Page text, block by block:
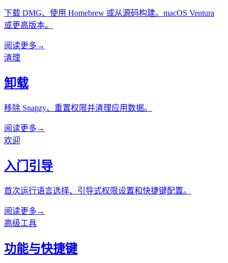
下载 DMG、使用 Homebrew 或从源码构建。macOS Ventura
或更高版本。
阅读更多 →
清理
卸载
移除 Snapzy、重置权限并清理应用数据。
阅读更多 →
欢迎
入门引导
首次运行语言选择、引导式权限设置和快捷键配置。
阅读更多 →
高级工具
功能与快捷键